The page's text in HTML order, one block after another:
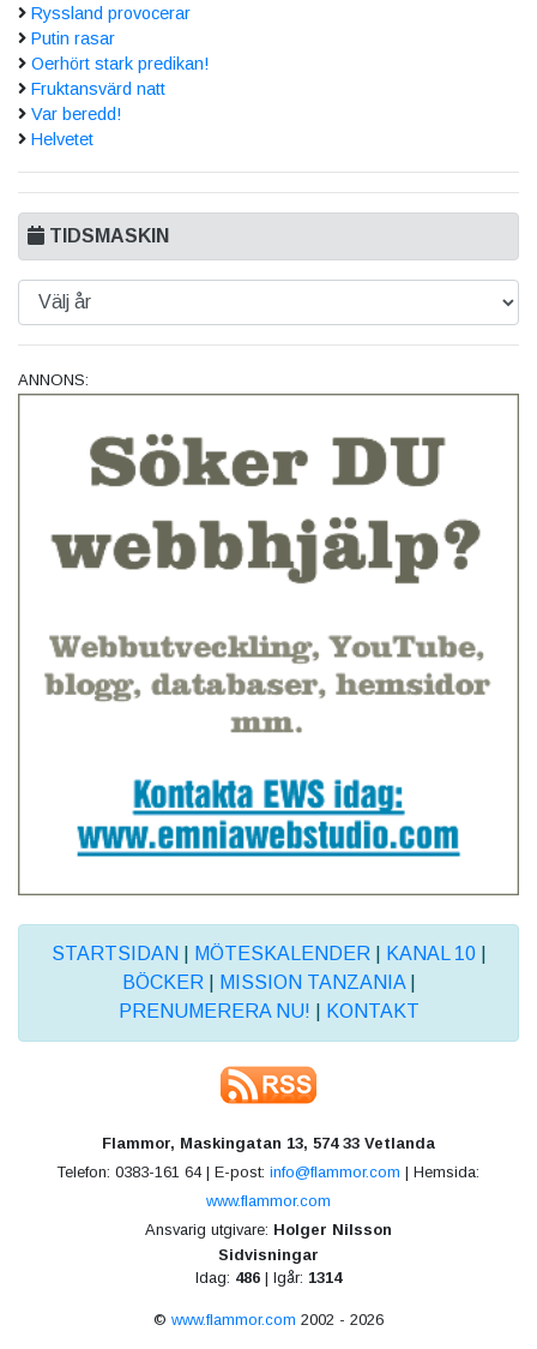
Ryssland provocerar
Putin rasar
Oerhört stark predikan!
Fruktansvärd natt
Var beredd!
Helvetet
TIDSMASKIN
ANNONS:
STARTSIDAN MÖTESKALENDER KANAL 10|
BÖCKER
MISSION TANZANIA|
PRENUMERERA NU!
KONTAKT
Flammor, Maskingatan 13, 574 33 Vetlanda
Telefon: 0383-161 64 | E-post: info@flammor.com | Hemsida:
www.flammor.com
Ansvarig utgivare: Holger Nilsson
Sidvisningar
Idag: 486 | Igår: 1314
© www.flammor.com 2002 - 2026